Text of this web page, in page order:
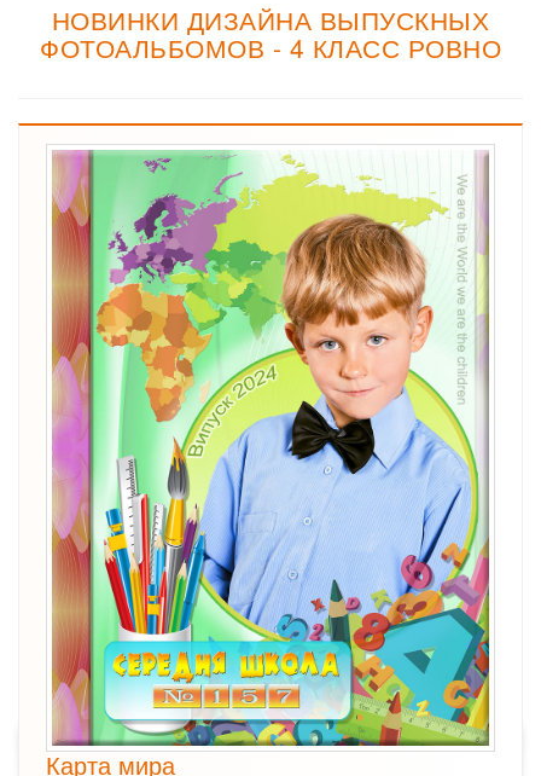
НОВИНКИ ДИЗАЙНА ВЫПУСКНЫХ
ФОТОАЛЬБОМОВ - 4 КЛАСС РОВНО
Карта мира